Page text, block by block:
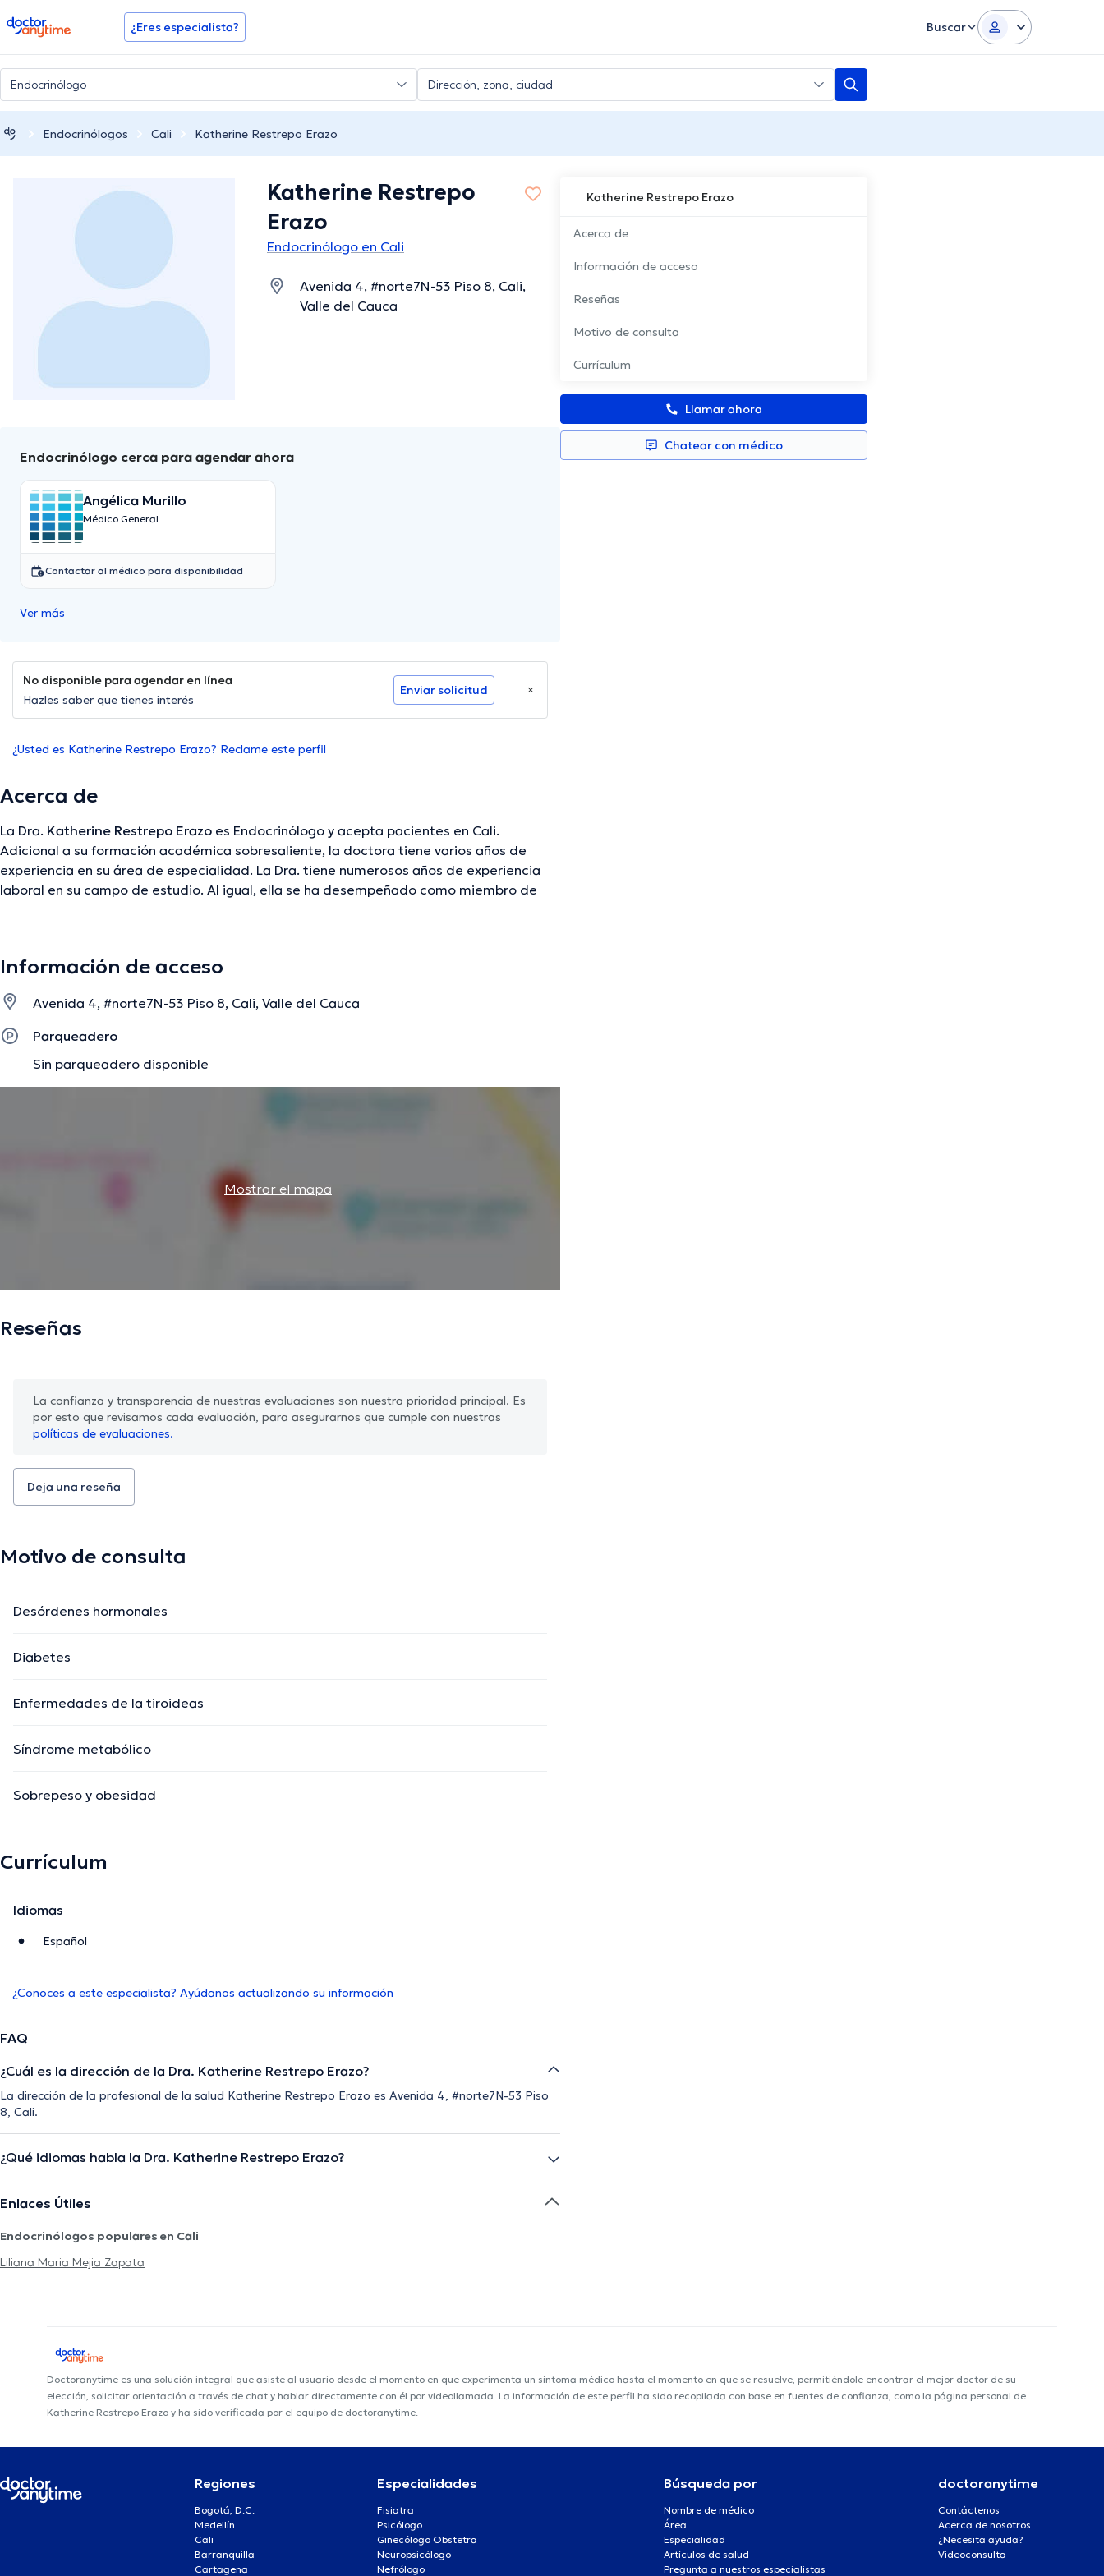
doctoranytime ¿Eres especialista? Buscar
Endocrinólogos Cali Katherine Restrepo Erazo
Katherine Restrepo Erazo
Acerca de
Información de acceso
Reseñas
Motivo de consulta
Currículum
Llamar ahora
Chatear con médico
Katherine Restrepo
Erazo
Endocrinólogo en Cali
Avenida 4, #norte7N-53 Piso 8, Cali,
Valle del Cauca
Endocrinólogo cerca para agendar ahora
Angélica Murillo
Médico General
Contactar al médico para disponibilidad
Ver más
No disponible para agendar en línea
Hazles saber que tienes interés
Enviar solicitud
¿Usted es Katherine Restrepo Erazo? Reclame este perfil
Acerca de
La Dra. Katherine Restrepo Erazo es Endocrinólogo y acepta pacientes en Cali.
Adicional a su formación académica sobresaliente, la doctora tiene varios años de
experiencia en su área de especialidad. La Dra. tiene numerosos años de experiencia
laboral en su campo de estudio. Al igual, ella se ha desempeñado como miembro de
hablar en Español.
Información de acceso
Avenida 4, #norte7N-53 Piso 8, Cali, Valle del Cauca
Parqueadero
Sin parqueadero disponible
Mostrar el mapa
Reseñas
La confianza y transparencia de nuestras evaluaciones son nuestra prioridad principal. Es
por esto que revisamos cada evaluación, para asegurarnos que cumple con nuestras
políticas de evaluaciones.
Deja una reseña
Motivo de consulta
Desórdenes hormonales
Diabetes
Enfermedades de la tiroideas
Síndrome metabólico
Sobrepeso y obesidad
Currículum
Idiomas
Español
¿Conoces a este especialista? Ayúdanos actualizando su información
FAQ
¿Cuál es la dirección de la Dra. Katherine Restrepo Erazo?
La dirección de la profesional de la salud Katherine Restrepo Erazo es Avenida 4, #norte7N-53 Piso
8, Cali.
¿Qué idiomas habla la Dra. Katherine Restrepo Erazo?
Enlaces Útiles
Endocrinólogos populares en Cali
Liliana Maria Mejia Zapata
Doctoranytime es una solución integral que asiste al usuario desde el momento en que experimenta un síntoma médico hasta el momento en que se resuelve, permitiéndole encontrar el mejor doctor de su
elección, solicitar orientación a través de chat y hablar directamente con él por videollamada. La información de este perfil ha sido recopilada con base en fuentes de confianza, como la página personal de
Katherine Restrepo Erazo y ha sido verificada por el equipo de doctoranytime.
Regiones
Bogotá, D.C.
Medellín
Cali
Barranquilla
Cartagena
Especialidades
Fisiatra
Psicólogo
Ginecólogo Obstetra
Neuropsicólogo
Nefrólogo
Búsqueda por
Nombre de médico
Área
Especialidad
Artículos de salud
Pregunta a nuestros especialistas
doctoranytime
Contáctenos
Acerca de nosotros
¿Necesita ayuda?
Videoconsulta